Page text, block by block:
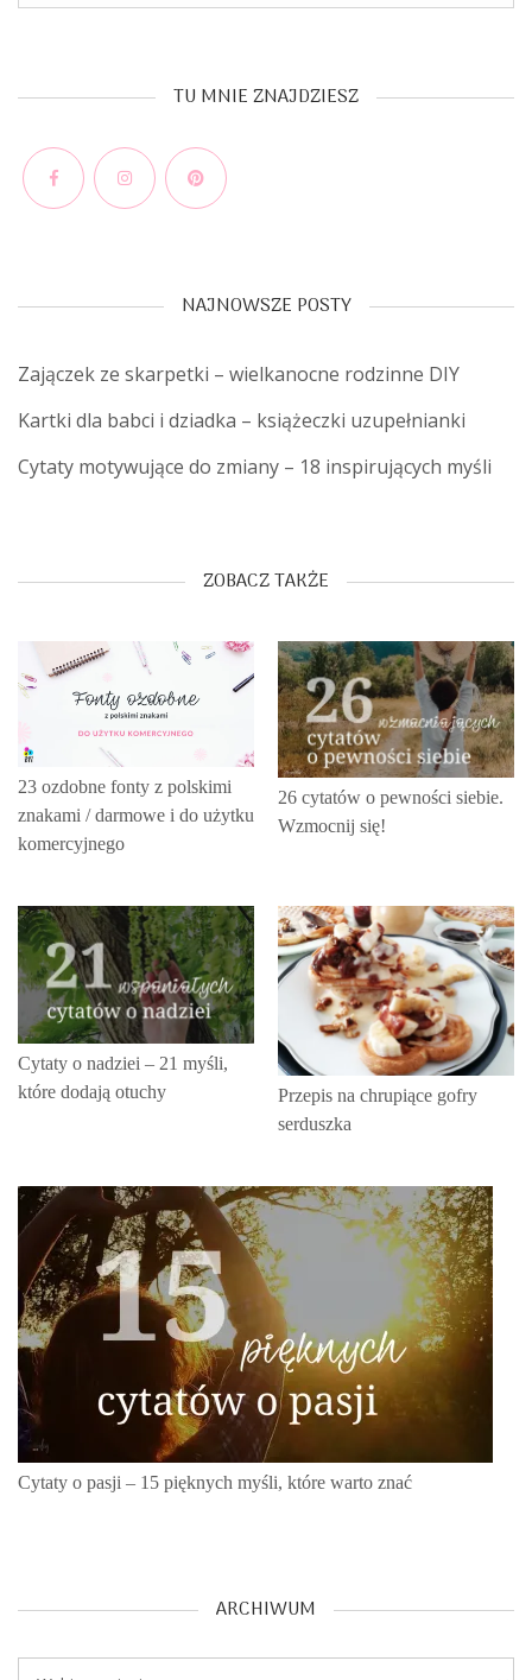
TU MNIE ZNAJDZIESZ
NAJNOWSZE POSTY
Zajączek ze skarpetki – wielkanocne rodzinne DIY
Kartki dla babci i dziadka – książeczki uzupełnianki
Cytaty motywujące do zmiany – 18 inspirujących myśli
ZOBACZ TAKŻE
23 ozdobne fonty z polskimi
znakami / darmowe i do użytku
komercyjnego
26 cytatów o pewności siebie.
Wzmocnij się!
Cytaty o nadziei – 21 myśli,
które dodają otuchy
Przepis na chrupiące gofry
serduszka
Cytaty o pasji – 15 pięknych myśli, które warto znać
ARCHIWUM